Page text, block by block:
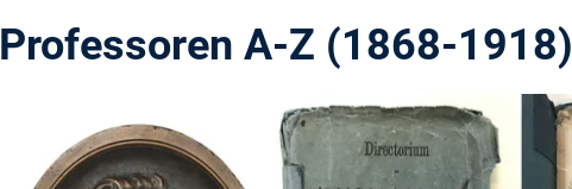
Professoren A-Z (1868-1918)